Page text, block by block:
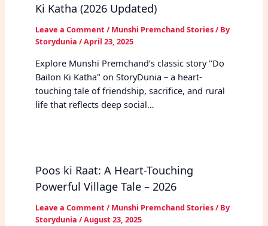
Ki Katha (2026 Updated)
Leave a Comment / Munshi Premchand Stories/ By
Storydunia /April 23, 2025
Explore Munshi Premchand’s classic story "Do
Bailon Ki Katha" on StoryDunia – a heart-
touching tale of friendship, sacrifice, and rural
life that reflects deep social…
Poos ki Raat: A Heart-Touching
Powerful Village Tale – 2026
Leave a Comment / Munshi Premchand Stories/ By
Storydunia /August 23, 2025